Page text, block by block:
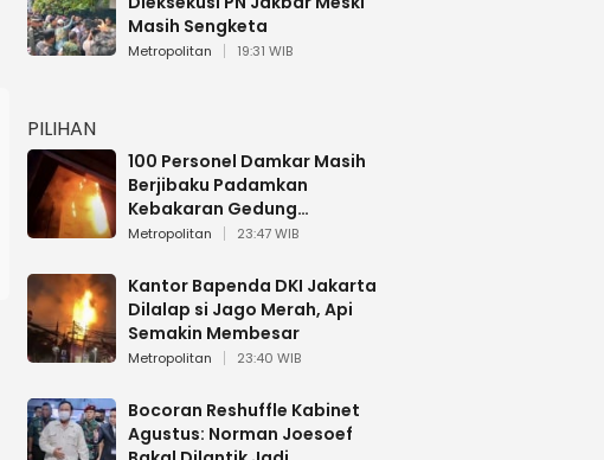
Masih Sengketa
Metropolitan 19:31 WIB
PILIHAN
100 Personel Damkar Masih
Berjibaku Padamkan
Kebakaran Gedung
Bapenda DKI
Metropolitan 23:47 WIB
Kantor Bapenda DKI Jakarta
Dilalap si Jago Merah, Api
Semakin Membesar
Metropolitan 23:40 WIB
Bocoran Reshuffle Kabinet
Agustus: Norman Joesoef